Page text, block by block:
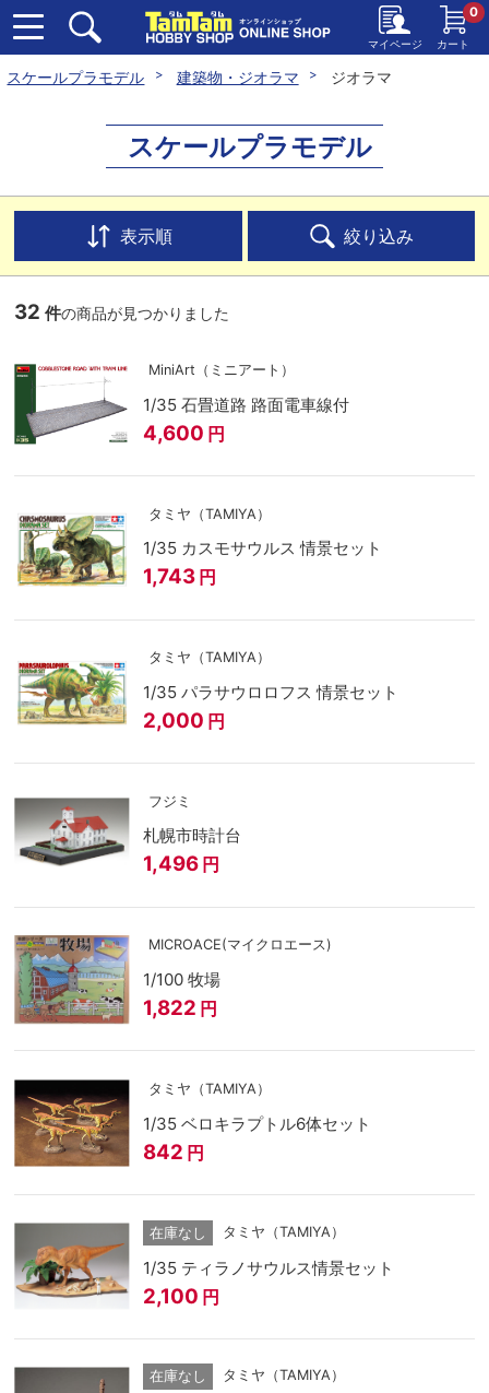
マイページ カート
0
スケールプラモデル 建築物・ジオラマ ジオラマ
スケールプラモデル
表示順 絞り込み
32 件の商品が見つかりました
MiniArt（ミニアート）
1/35 石畳道路 路面電車線付
4,600 円
タミヤ（TAMIYA）
1/35 カスモサウルス 情景セット
1,743 円
タミヤ（TAMIYA）
1/35 パラサウロロフス 情景セット
2,000 円
フジミ
札幌市時計台
1,496 円
MICROACE(マイクロエース)
1/100 牧場
1,822 円
タミヤ（TAMIYA）
1/35 ベロキラプトル6体セット
842 円
在庫なし タミヤ（TAMIYA）
1/35 ティラノサウルス情景セット
2,100 円
在庫なし タミヤ（TAMIYA）